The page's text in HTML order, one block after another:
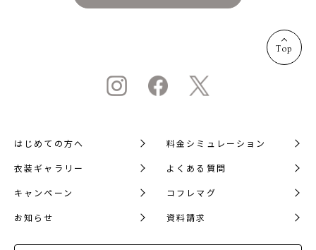
ロケーション撮影・カメラマン
子供の写真撮影・スタジオフォト
赤ちゃん撮影・ベビーフォト
Top
はじめての方へ 料金シミュレーション
衣装ギャラリー よくある質問
キャンペーン コフレマグ
お知らせ 資料請求